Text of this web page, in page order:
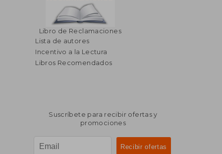
Libro de Reclamaciones
Lista de autores
Incentivo a la Lectura
Libros Recomendados
Suscríbete para recibir ofertas y
promociones